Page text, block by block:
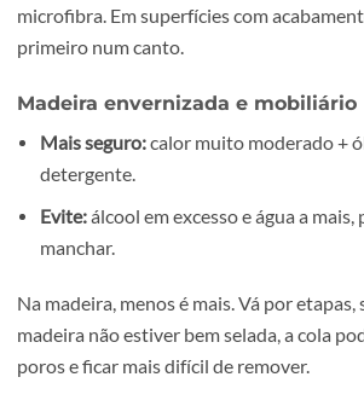
verniz.
com álcool (sempre testado) ou com
remoção de adesivos. Termine com
Aço inox (frigoríficos,
Recomendado:
Alternativa:WD-40 em pouca
limpeza com detergente.